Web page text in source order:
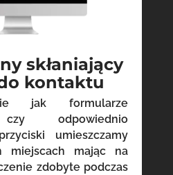
skłaniający
kontaktu
jak formularze
odpowiednio
umieszczamy
miejscach mając na
zdobyte podczas